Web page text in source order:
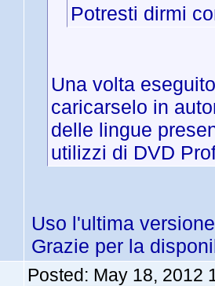
Potresti dirmi
Una volta
caricarselo in
delle lingue
utilizzi di DVD
Uso l'ultima
Grazie per la
Posted: May 18, 2012